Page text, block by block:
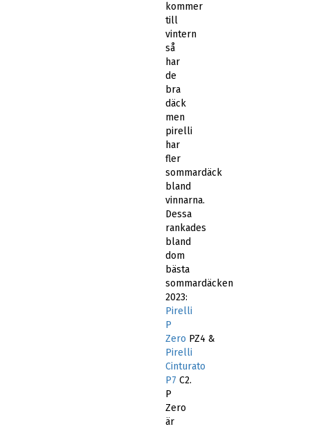
kommer
till
vintern
så
har
de
bra
däck
men
pirelli
har
fler
sommardäck
bland
vinnarna.
Dessa
rankades
bland
dom
bästa
sommardäcken
2023:
Pirelli
P
Zero PZ4 &
Pirelli
Cinturato
P7 C2.
P
Zero
är